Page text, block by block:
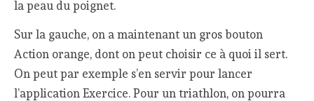
la peau du poignet.
Sur la gauche, on a maintenant un gros bouton
Action orange, dont on peut choisir ce à quoi il sert.
On peut par exemple s’en servir pour lancer
l’application Exercice. Pour un triathlon, on pourra